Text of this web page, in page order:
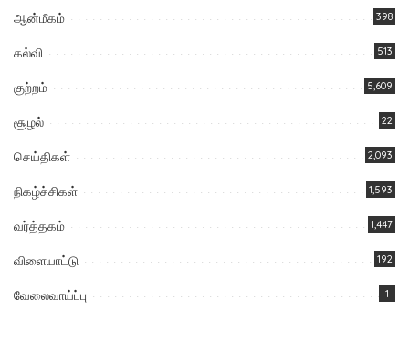
ஆன்மீகம் 398
கல்வி 513
குற்றம் 5,609
சூழல் 22
செய்திகள் 2,093
நிகழ்ச்சிகள் 1,593
வர்த்தகம் 1,447
விளையாட்டு 192
வேலைவாய்ப்பு 1